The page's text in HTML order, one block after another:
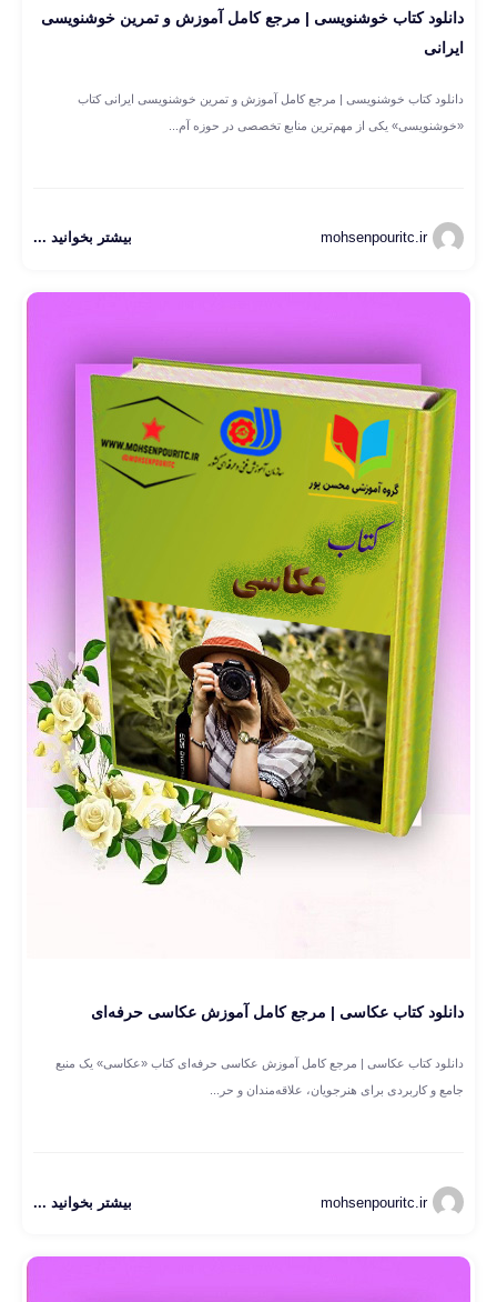
دانلود کتاب خوشنویسی | مرجع کامل آموزش و تمرین خوشنویسی
ایرانی
دانلود کتاب خوشنویسی | مرجع کامل آموزش و تمرین خوشنویسی ایرانی کتاب
«خوشنویسی» یکی از مهم‌ترین منابع تخصصی در حوزه آم...
mohsenpouritc.ir بیشتر بخوانید ...
دانلود کتاب عکاسی | مرجع کامل آموزش عکاسی حرفه‌ای
دانلود کتاب عکاسی | مرجع کامل آموزش عکاسی حرفه‌ای کتاب «عکاسی» یک منبع
جامع و کاربردی برای هنرجویان، علاقه‌مندان و حر...
mohsenpouritc.ir بیشتر بخوانید ...